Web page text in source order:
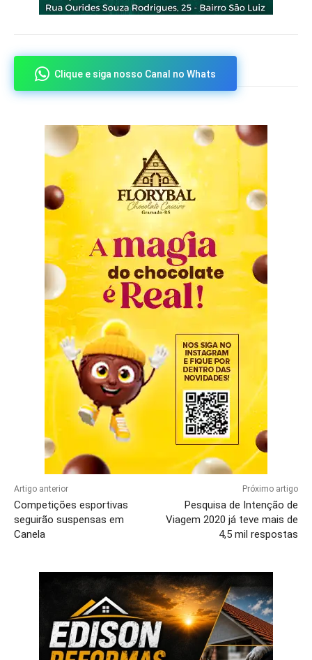
Clique e siga nosso Canal no Whats
Artigo anterior
Competições esportivas
seguirão suspensas em
Canela
Próximo artigo
Pesquisa de Intenção de
Viagem 2020 já teve mais de
4,5 mil respostas